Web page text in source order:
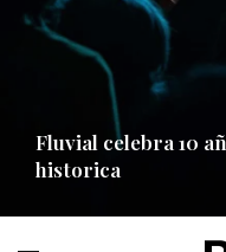
Fluvial celebra 10
historica